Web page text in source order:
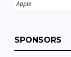
Apple
SPONSORS